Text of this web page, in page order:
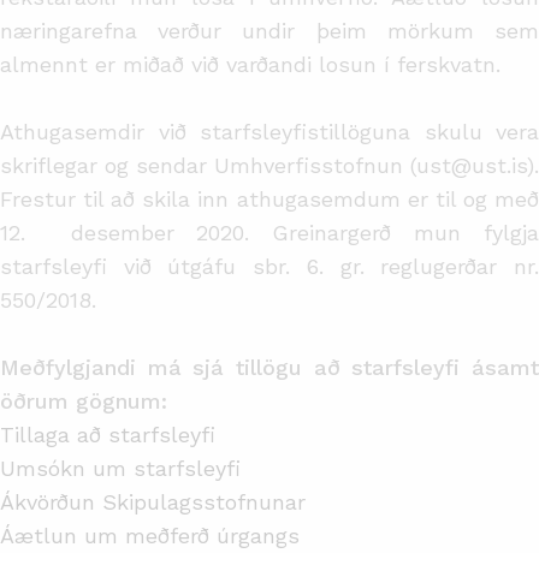
næringarefna verður undir þeim mörkum sem
almennt er miðað við varðandi losun í ferskvatn.
Athugasemdir við starfsleyfistillöguna skulu vera
skriflegar og sendar Umhverfisstofnun (ust@ust.is).
Frestur til að skila inn athugasemdum er til og með
12. desember 2020. Greinargerð mun fylgja
starfsleyfi við útgáfu sbr. 6. gr. reglugerðar nr.
550/2018.
Meðfylgjandi má sjá tillögu að starfsleyfi ásamt
öðrum gögnum:
Tillaga að starfsleyfi
Umsókn um starfsleyfi
Ákvörðun Skipulagsstofnunar
Áætlun um meðferð úrgangs